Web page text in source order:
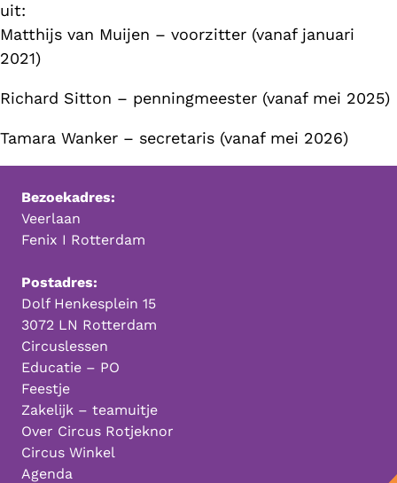
uit:
Matthijs van Muijen – voorzitter (vanaf januari
2021)
Richard Sitton – penningmeester (vanaf mei 2025)
Tamara Wanker – secretaris (vanaf mei 2026)
Bezoekadres:
Veerlaan
Fenix I Rotterdam
Postadres:
Dolf Henkesplein 15
3072 LN Rotterdam
Circuslessen
Educatie – PO
Feestje
Zakelijk – teamuitje
Over Circus Rotjeknor
Circus Winkel
Agenda